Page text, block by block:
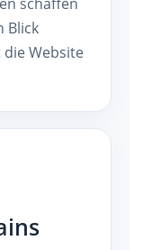
Blick
Website